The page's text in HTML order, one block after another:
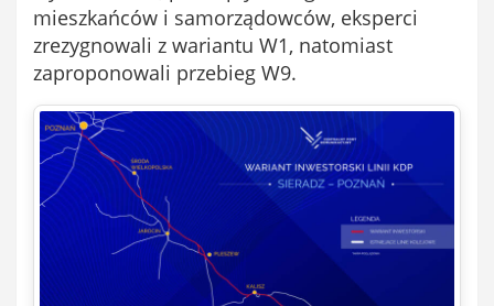
mieszkańców i samorządowców, eksperci
zrezygnowali z wariantu W1, natomiast
zaproponowali przebieg W9.